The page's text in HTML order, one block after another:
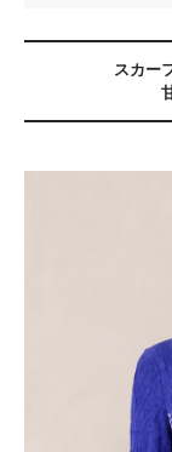
スカー